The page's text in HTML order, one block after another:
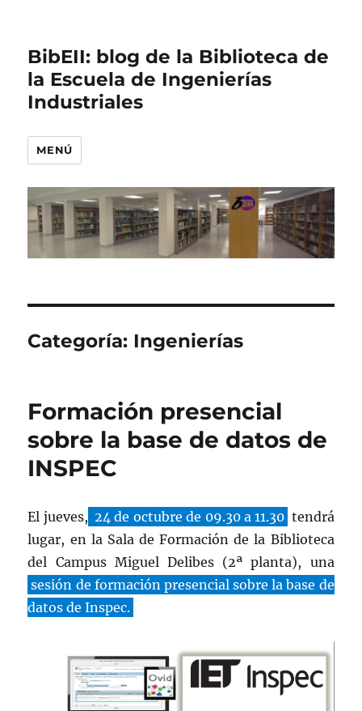
BibEII: blog de la Biblioteca de
la Escuela de Ingenierías
Industriales
MENÚ
Categoría: Ingenierías
Formación presencial
sobre la base de datos de
INSPEC
El jueves, 24 de octubre de 09.30 a 11.30 tendrá
lugar, en la Sala de Formación de la Biblioteca
del Campus Miguel Delibes (2ª planta), una
sesión de formación presencial sobre la base de
datos de Inspec.